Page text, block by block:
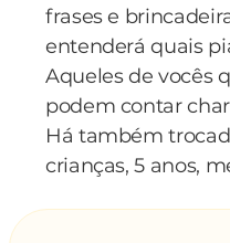
frases e
entenderá quais
Aqueles de vocês
podem contar
Há também
crianças, 5 anos,